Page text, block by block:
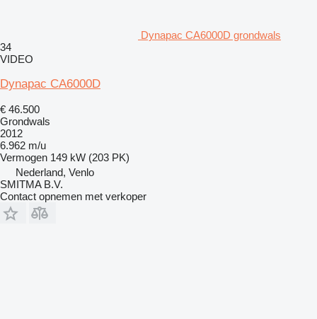
Dynapac CA6000D grondwals
34
VIDEO
Dynapac CA6000D
€ 46.500
Grondwals
2012
6.962 m/u
Vermogen 149 kW (203 PK)
Nederland, Venlo
SMITMA B.V.
Contact opnemen met verkoper